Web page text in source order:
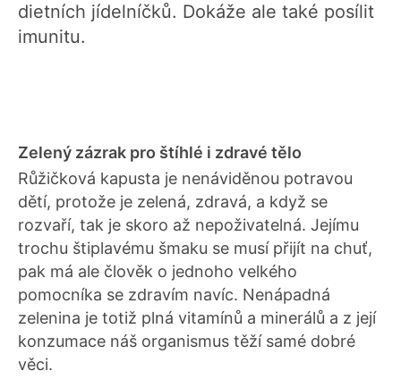
dietních jídelníčků. Dokáže ale také posílit
imunitu.
Zelený zázrak pro štíhlé i zdravé tělo
Růžičková kapusta je nenáviděnou potravou
dětí, protože je zelená, zdravá, a když se
rozvaří, tak je skoro až nepoživatelná. Jejímu
trochu štiplavému šmaku se musí přijít na chuť,
pak má ale člověk o jednoho velkého
pomocníka se zdravím navíc. Nenápadná
zelenina je totiž plná vitamínů a minerálů a z její
konzumace náš organismus těží samé dobré
věci.